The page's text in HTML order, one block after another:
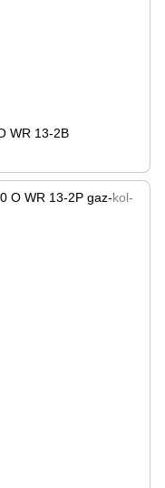
WR 13-2B